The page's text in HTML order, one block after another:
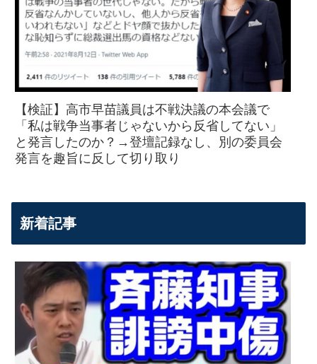
【検証】高市早苗議員は不戦決議の本会議で
「私は戦争当事者じゃないから反省してない」
と発言したのか？→登壇記録なし、別の委員会
発言を趣旨に反して切り取り
新着記事